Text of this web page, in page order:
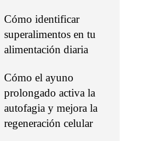
Cómo identificar
superalimentos en tu
alimentación diaria
Cómo el ayuno
prolongado activa la
autofagia y mejora la
regeneración celular